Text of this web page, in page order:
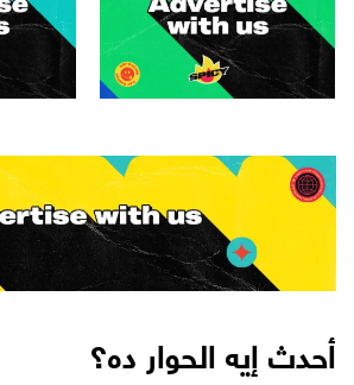
أحدث إيه الحوار ده؟